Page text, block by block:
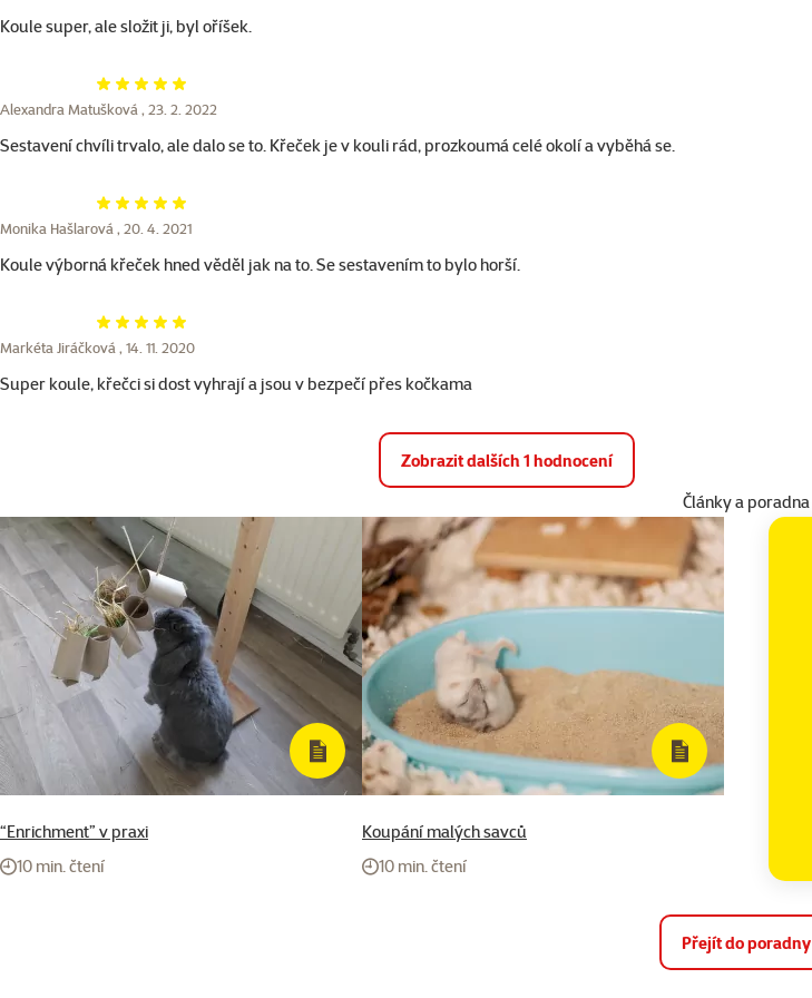
Koule super, ale složit ji, byl oříšek.
Hodnocení 100%
Alexandra Matušková , 23. 2. 2022
Sestavení chvíli trvalo, ale dalo se to. Křeček je v kouli rád, prozkoumá celé okolí a vyběhá se.
Hodnocení 100%
Monika Hašlarová , 20. 4. 2021
Koule výborná křeček hned věděl jak na to. Se sestavením to bylo horší.
Hodnocení 100%
Markéta Jiráčková , 14. 11. 2020
Super koule, křečci si dost vyhrají a jsou v bezpečí přes kočkama
Zobrazit dalších 1 hodnocení
Články a poradna
“Enrichment” v praxi
10 min. čtení
Koupání malých savců
10 min. čtení
Přejít do poradny